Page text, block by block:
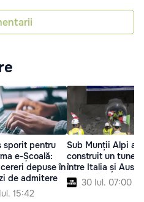
sporit pentru
e-Școală:
depuse în
de admitere
15:42
Sub Munții Alpi a
construit un tunel
între Italia și
30 Iul. 07:00